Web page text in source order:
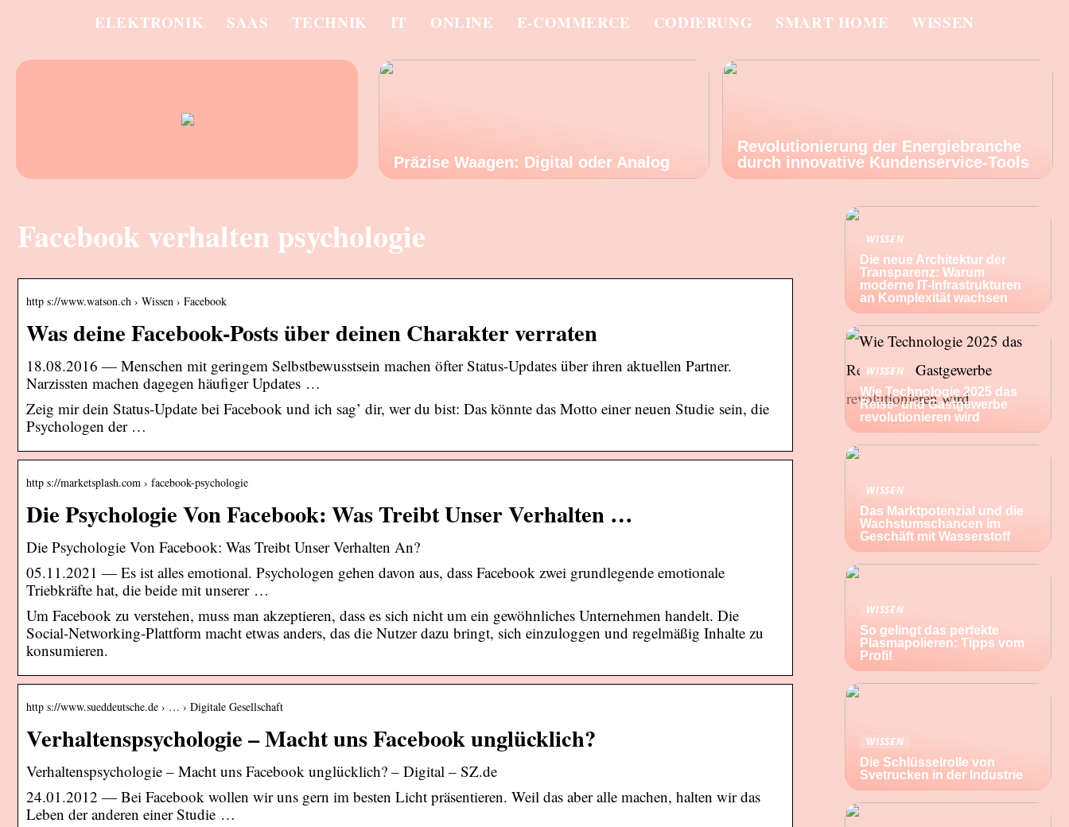
ELEKTRONIK SAAS TECHNIK IT ONLINE E-COMMERCE CODIERUNG SMART HOME WISSEN
Präzise Waagen: Digital oder Analog
Revolutionierung der Energiebranche
durch innovative Kundenservice-Tools
Facebook verhalten psychologie
http s://www.watson.ch › Wissen › Facebook
Was deine Facebook-Posts über deinen Charakter verraten
18.08.2016 — Menschen mit geringem Selbstbewusstsein machen öfter Status-Updates über ihren aktuellen Partner.
Narzissten machen dagegen häufiger Updates …
Zeig mir dein Status-Update bei Facebook und ich sag’ dir, wer du bist: Das könnte das Motto einer neuen Studie sein, die
Psychologen der …
http s://marketsplash.com › facebook-psychologie
Die Psychologie Von Facebook: Was Treibt Unser Verhalten …
Die Psychologie Von Facebook: Was Treibt Unser Verhalten An?
05.11.2021 — Es ist alles emotional. Psychologen gehen davon aus, dass Facebook zwei grundlegende emotionale
Triebkräfte hat, die beide mit unserer …
Um Facebook zu verstehen, muss man akzeptieren, dass es sich nicht um ein gewöhnliches Unternehmen handelt. Die
Social-Networking-Plattform macht etwas anders, das die Nutzer dazu bringt, sich einzuloggen und regelmäßig Inhalte zu
konsumieren.
http s://www.sueddeutsche.de › … › Digitale Gesellschaft
Verhaltenspsychologie – Macht uns Facebook unglücklich?
Verhaltenspsychologie – Macht uns Facebook unglücklich? – Digital – SZ.de
24.01.2012 — Bei Facebook wollen wir uns gern im besten Licht präsentieren. Weil das aber alle machen, halten wir das
Leben der anderen einer Studie …
WISSEN
Die neue Architektur der
Transparenz: Warum
moderne IT-Infrastrukturen
an Komplexität wachsen
WISSEN
Wie Technologie 2025 das
Reise- und Gastgewerbe
revolutionieren wird
WISSEN
Das Marktpotenzial und die
Wachstumschancen im
Geschäft mit Wasserstoff
WISSEN
So gelingt das perfekte
Plasmapolieren: Tipps vom
Profi!
WISSEN
Die Schlüsselrolle von
Svetrucken in der Industrie